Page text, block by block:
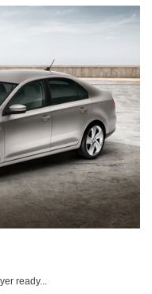
ready...